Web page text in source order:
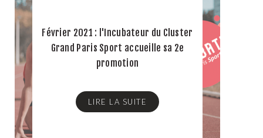
Février 2021 : l'Incubateur du Cluster
Grand Paris Sport accueille sa 2e
promotion
LIRE LA SUITE